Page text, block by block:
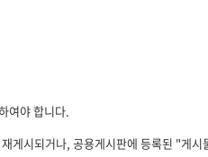
여야 합니다.
게시되거나, 공용게시판에 등록된 "게시